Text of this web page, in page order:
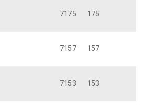
7175 175
7157 157
7153 153